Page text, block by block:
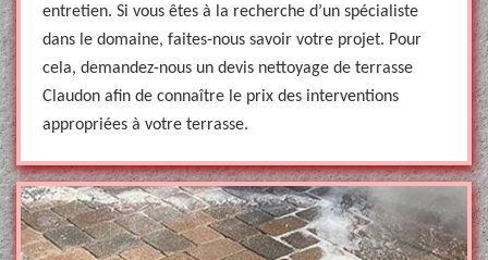
entretien. Si vous êtes à la recherche d’un spécialiste
dans le domaine, faites-nous savoir votre projet. Pour
cela, demandez-nous un devis nettoyage de terrasse
Claudon afin de connaître le prix des interventions
appropriées à votre terrasse.